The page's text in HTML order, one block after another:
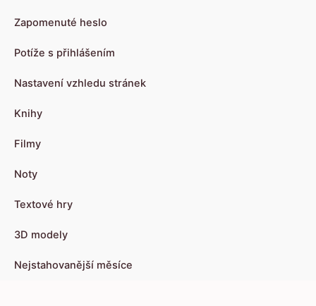
Zapomenuté heslo
Potíže s přihlášením
Nastavení vzhledu stránek
Knihy
Filmy
Noty
Textové hry
3D modely
Nejstahovanější měsíce